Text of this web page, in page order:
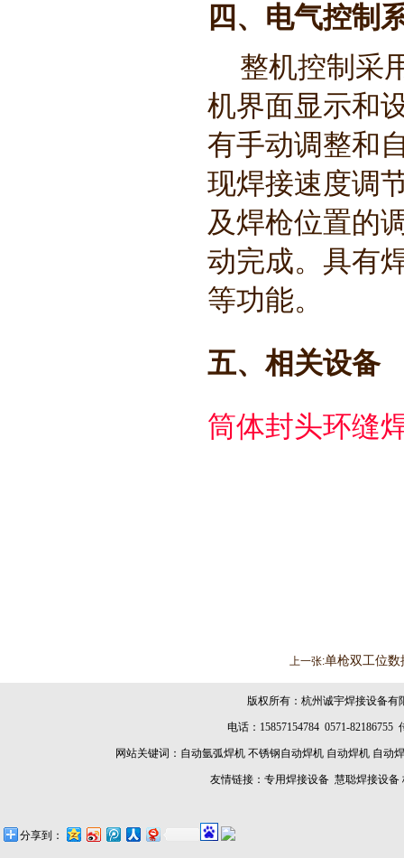
四、电气控制
整机控制采
机界面显示和
有手动调整和
现焊接速度调
及焊枪位置的
动完成。具有
等功能。
五、相关设备
筒体封头环缝
上一张:单枪双工位数
版权所有：杭州诚宇焊接设备
电话：15857154784 0571-
网站关键词： 自动氩弧焊机 不锈钢自动焊机 自动焊机 自动
友情链接：专用焊接设备 慧聪焊接设备
分享到：